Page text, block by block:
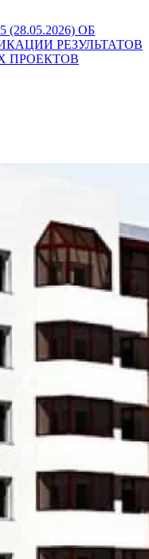
(28.05.2026) ОБ
РЕЗУЛЬТАТОВ
ПРОЕКТОВ